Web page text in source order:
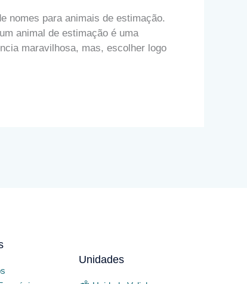
nomes para animais de estimação.
animal de estimação é uma
maravilhosa, mas, escolher logo
Unidades